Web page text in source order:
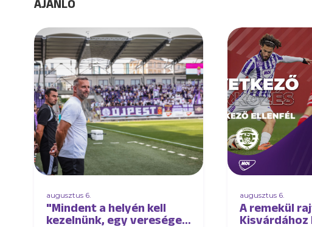
AJÁNLÓ
augusztus 6.
"Mindent a helyén kell
kezelnünk, egy vereséget
augusztus 6.
A remekül